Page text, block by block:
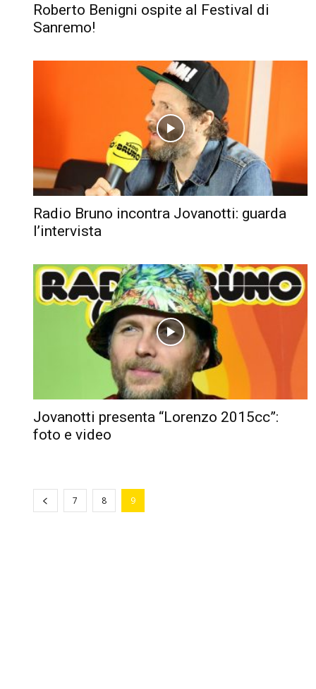
Roberto Benigni ospite al Festival di
Sanremo!
Radio Bruno incontra Jovanotti: guarda
l’intervista
Jovanotti presenta “Lorenzo 2015cc”:
foto e video
7 8 9